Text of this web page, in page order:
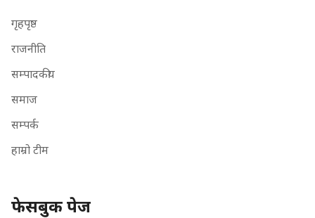
गृहपृष्ठ
राजनीति
सम्पादकीय
समाज
सम्पर्क
हाम्रो टीम
फेसबुक पेज